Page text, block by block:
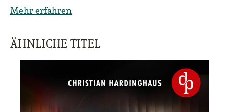
Mehr erfahren
ÄHNLICHE TITEL